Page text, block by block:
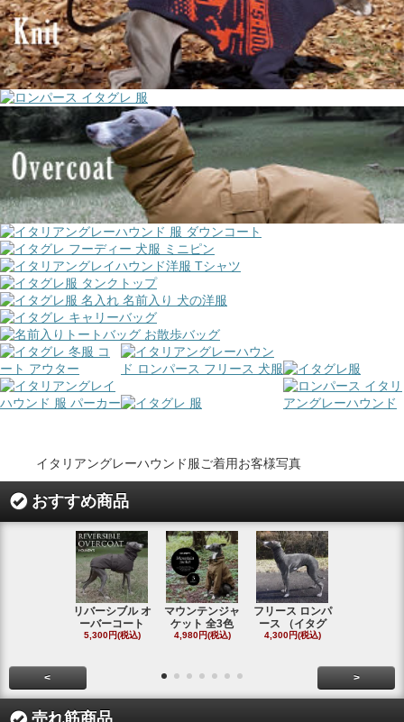
イタリアングレーハウンド服ご着用お客様写真
おすすめ商品
リバーシブル オ
ーバーコート
5,300円(税込)
マウンテンジャ
ケット 全3色
4,980円(税込)
フリース ロンパ
ース （イタグ
4,300円(税込)
< >